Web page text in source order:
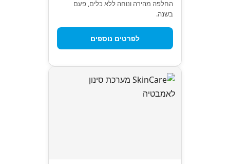
החלפה מהירה ונוחה ללא כלים, פעם
בשנה.
לפרטים נוספים